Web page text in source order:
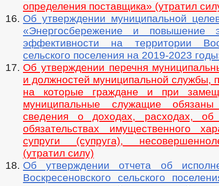
определения поставщика» (утратил
Об утверждении муниципальной
«Энергосбережение и повышение
эффективности на территории
сельского поселения на 2019-2023
Об утверждении перечня
и должностей муниципальной службы,
на которые граждане и при
муниципальные служащие обязаны
сведения о доходах, расходах,
обязательствах имущественного
супруги (супруга),
(утратил силу)
Об утверждении отчета об
Воскресеновского сельского